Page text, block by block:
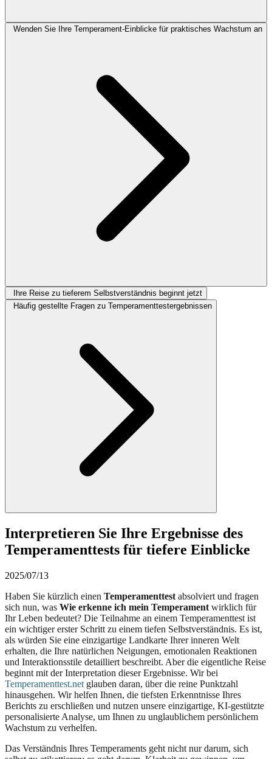
Wenden Sie Ihre Temperament-Einblicke für praktisches Wachstum an
Ihre Reise zu tieferem Selbstverständnis beginnt jetzt
Häufig gestellte Fragen zu Temperamenttestergebnissen
Interpretieren Sie Ihre Ergebnisse des
Temperamenttests für tiefere Einblicke
2025/07/13
Haben Sie kürzlich einen Temperamenttest absolviert und fragen
sich nun, was Wie erkenne ich mein Temperament wirklich für
Ihr Leben bedeutet? Die Teilnahme an einem Temperamenttest ist
ein wichtiger erster Schritt zu einem tiefen Selbstverständnis. Es ist,
als würden Sie eine einzigartige Landkarte Ihrer inneren Welt
erhalten, die Ihre natürlichen Neigungen, emotionalen Reaktionen
und Interaktionsstile detailliert beschreibt. Aber die eigentliche Reise
beginnt mit der Interpretation dieser Ergebnisse. Wir bei
Temperamenttest.net glauben daran, über die reine Punktzahl
hinausgehen. Wir helfen Ihnen, die tiefsten Erkenntnisse Ihres
Berichts zu erschließen und nutzen unsere einzigartige, KI-gestützte
personalisierte Analyse, um Ihnen zu unglaublichem persönlichem
Wachstum zu verhelfen.
Das Verständnis Ihres Temperaments geht nicht nur darum, sich